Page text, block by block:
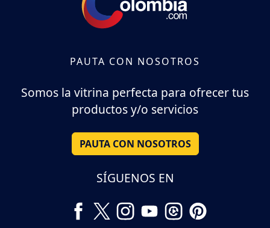
PAUTA CON NOSOTROS
Somos la vitrina perfecta para ofrecer tus
productos y/o servicios
PAUTA CON NOSOTROS
SÍGUENOS EN